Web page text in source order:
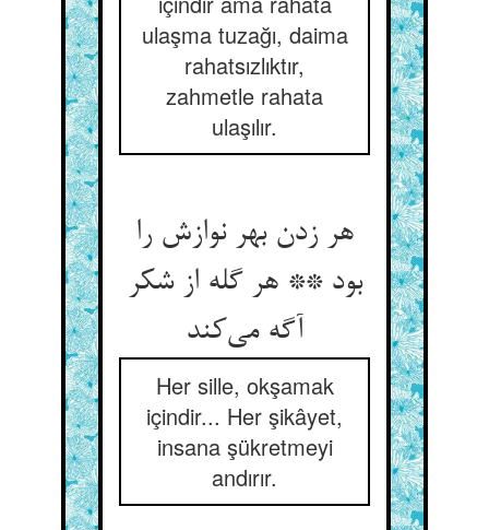
ulaşma tuzağı, daima
rahatsızlıktır,
zahmetle rahata
ulaşılır.
هر زدن بهر نوازش را
بود ** هر گله از شکر
آگه می‌کند
Her sille, okşamak
içindir... Her şikâyet,
insana şükretmeyi
andırır.